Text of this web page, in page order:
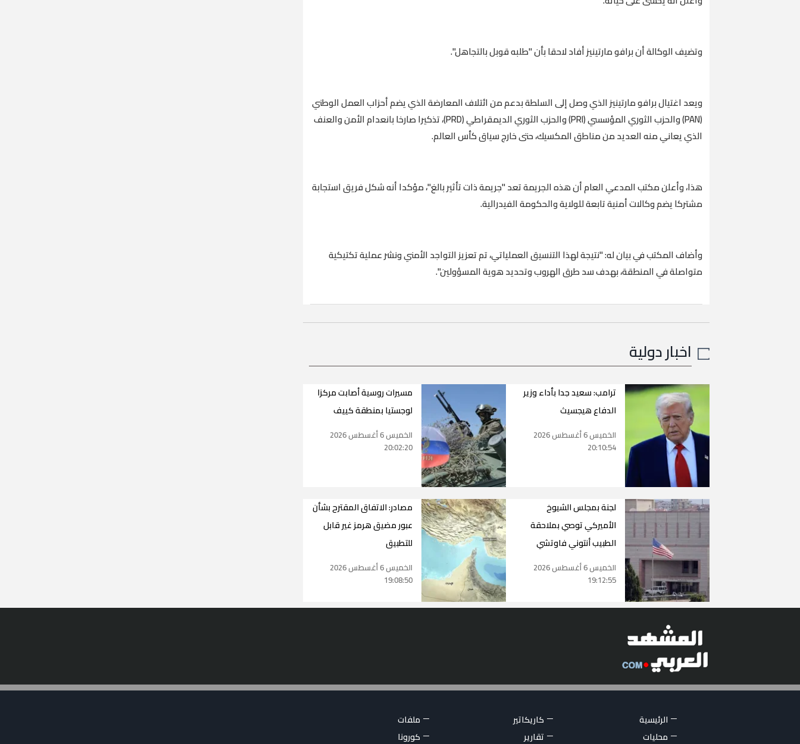
وتضيف الوكالة أن برافو مارتينيز أفاد لاحقا بأن "طلبه قوبل بالتجاهل".
ويعد اغتيال برافو مارتينيز الذي وصل إلى السلطة بدعم من ائتلاف المعارضة الذي يضم أحزاب العمل الوطني
(PAN) والحزب الثوري المؤسسي (PRI) والحزب الثوري الديمقراطي (PRD)، تذكيرا صارخا بانعدام الأمن والعنف
الذي يعاني منه العديد من مناطق المكسيك، حتى خارج سياق كأس العالم.
هذا، وأعلن مكتب المدعي العام أن هذه الجريمة تعد "جريمة ذات تأثير بالغ"، مؤكدا أنه شكل فريق استجابة
مشتركا يضم وكالات أمنية تابعة للولاية والحكومة الفيدرالية.
وأضاف المكتب في بيان له: "نتيجة لهذا التنسيق العملياتي، تم تعزيز التواجد الأمني ​​ونشر عملية تكتيكية
متواصلة في المنطقة، بهدف سد طرق الهروب وتحديد هوية المسؤولين".
اخبار دولية
ترامب: سعيد جدا بأداء وزير
الدفاع هيجسيث
الخميس 6 أغسطس 2026
20:10:54
مسيرات روسية أصابت مركزا
لوجستيا بمنطقة كييف
الخميس 6 أغسطس 2026
20:02:20
لجنة بمجلس الشيوخ
الأميركي توصي بملاحقة
الطبيب أنتوني فاوتشي
الخميس 6 أغسطس 2026
19:12:55
مصادر: الاتفاق المقترح بشأن
عبور مضيق هرمز غير قابل
للتطبيق
الخميس 6 أغسطس 2026
19:08:50
الرئيسية كاريكاتير
ملفات
محليات
تقارير كورونا